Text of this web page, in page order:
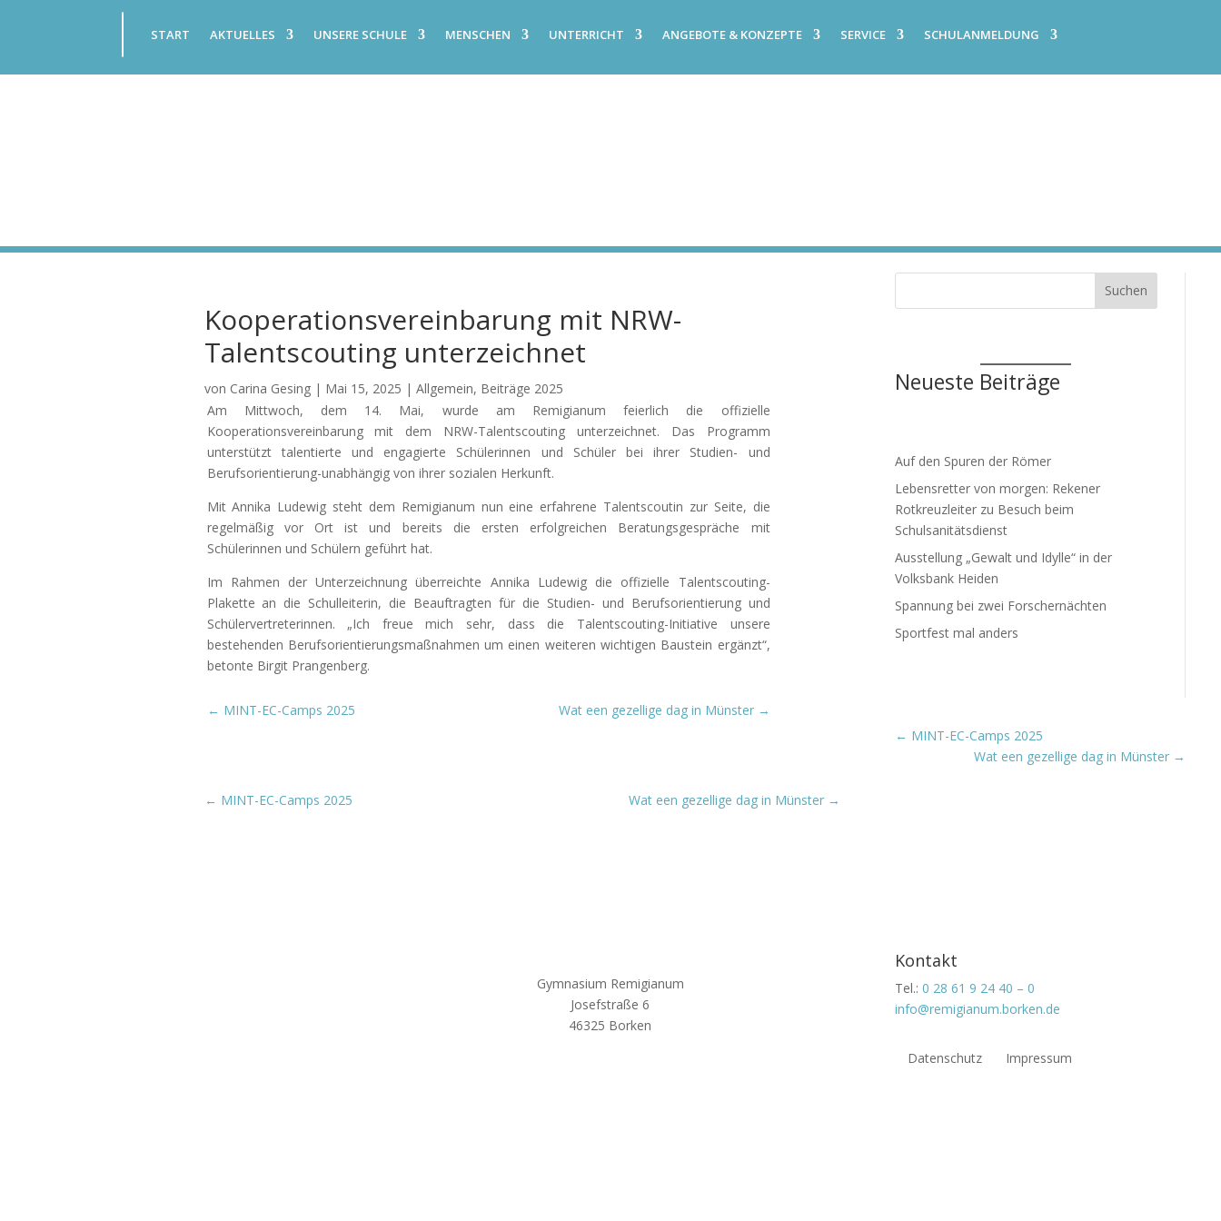
START AKTUELLES UNSERE SCHULE MENSCHEN UNTERRICHT ANGEBOTE & KONZEPTE SERVICE SCHULANMELDUNG
Kooperationsvereinbarung mit NRW-
Talentscouting unterzeichnet
von Carina Gesing | Mai 15, 2025 | Allgemein, Beiträge 2025
Am Mittwoch, dem 14. Mai, wurde am Remigianum feierlich die offizielle
Kooperationsvereinbarung mit dem NRW-Talentscouting unterzeichnet. Das Programm
unterstützt talentierte und engagierte Schülerinnen und Schüler bei ihrer Studien- und
Berufsorientierung-unabhängig von ihrer sozialen Herkunft.
Mit Annika Ludewig steht dem Remigianum nun eine erfahrene Talentscoutin zur Seite, die
regelmäßig vor Ort ist und bereits die ersten erfolgreichen Beratungsgespräche mit
Schülerinnen und Schülern geführt hat.
Im Rahmen der Unterzeichnung überreichte Annika Ludewig die offizielle Talentscouting-
Plakette an die Schulleiterin, die Beauftragten für die Studien- und Berufsorientierung und
Schülervertreterinnen. „Ich freue mich sehr, dass die Talentscouting-Initiative unsere
bestehenden Berufsorientierungsmaßnahmen um einen weiteren wichtigen Baustein ergänzt“,
betonte Birgit Prangenberg.
← MINT-EC-Camps 2025 Wat een gezellige dag in Münster→
← MINT-EC-Camps 2025 Wat een gezellige dag in Münster →
Suchen
Neueste Beiträge
Auf den Spuren der Römer
Lebensretter von morgen: Rekener
Rotkreuzleiter zu Besuch beim
Schulsanitätsdienst
Ausstellung „Gewalt und Idylle“ in der
Volksbank Heiden
Spannung bei zwei Forschernächten
Sportfest mal anders
← MINT-EC-Camps 2025
Wat een gezellige dag in Münster→
Gymnasium Remigianum
Josefstraße 6
46325 Borken
Kontakt
Tel.:0 28 61 9 24 40 – 0
info@remigianum.borken.de
Datenschutz Impressum